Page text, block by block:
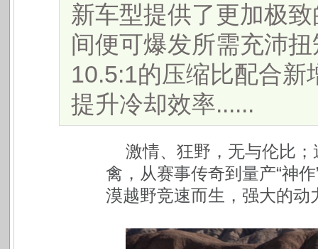
新车型提供了更加极
间便可爆发所需充沛
10.5:1的压缩比配合新
提升冷却效率......
激情、狂野，无与伦比
禽，从赛事传奇到量产“神
漠越野竞速而生，强大的